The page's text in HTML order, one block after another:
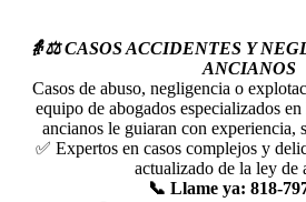
👵⚖️ CASOS ACCIDENTES Y
ANCIANOS
Casos de abuso, negligencia o
equipo de abogados especializados
ancianos le guiaran con experiencia,
✅ Expertos en casos complejos y
actualizado de la ley de
📞 Llame ya: 818-